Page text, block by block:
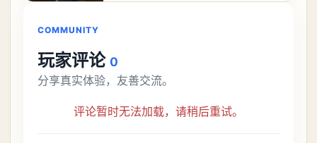
COMMUNITY
玩家评论 0
分享真实体验，友善交流。
评论暂时无法加载，请稍后重试。